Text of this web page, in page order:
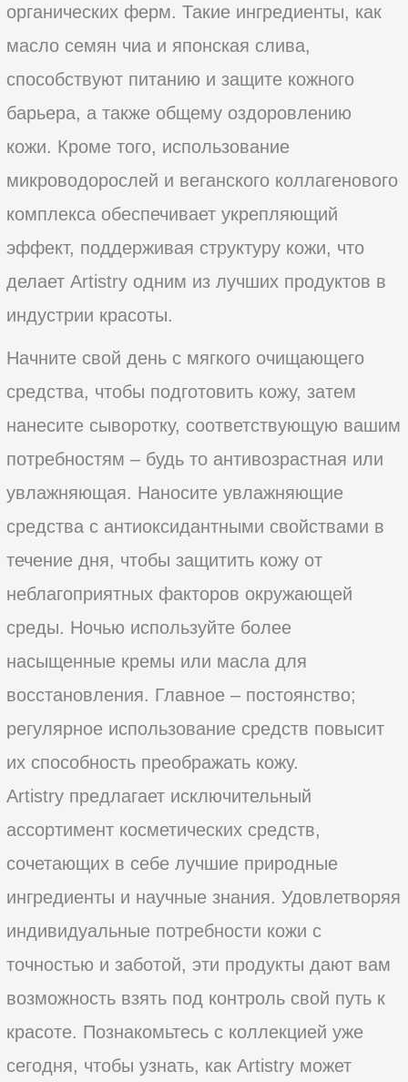
органических ферм. Такие ингредиенты, как
масло семян чиа и японская слива,
способствуют питанию и защите кожного
барьера, а также общему оздоровлению
кожи. Кроме того, использование
микроводорослей и веганского коллагенового
комплекса обеспечивает укрепляющий
эффект, поддерживая структуру кожи, что
делает Artistry одним из лучших продуктов в
индустрии красоты.
Начните свой день с мягкого очищающего
средства, чтобы подготовить кожу, затем
нанесите сыворотку, соответствующую вашим
потребностям – будь то антивозрастная или
увлажняющая. Наносите увлажняющие
средства с антиоксидантными свойствами в
течение дня, чтобы защитить кожу от
неблагоприятных факторов окружающей
среды. Ночью используйте более
насыщенные кремы или масла для
восстановления. Главное – постоянство;
регулярное использование средств повысит
их способность преображать кожу.
Artistry предлагает исключительный
ассортимент косметических средств,
сочетающих в себе лучшие природные
ингредиенты и научные знания. Удовлетворяя
индивидуальные потребности кожи с
точностью и заботой, эти продукты дают вам
возможность взять под контроль свой путь к
красоте. Познакомьтесь с коллекцией уже
сегодня, чтобы узнать, как Artistry может